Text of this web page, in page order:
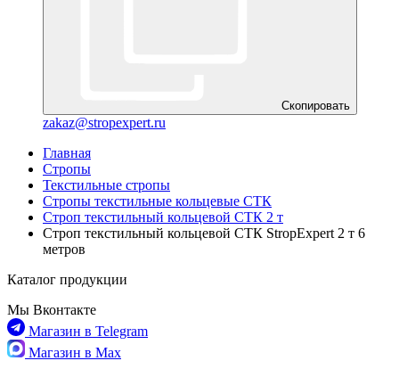
Скопировать
zakaz@stropexpert.ru
Главная
Стропы
Текстильные стропы
Стропы текстильные кольцевые СТК
Строп текстильный кольцевой СТК 2 т
Строп текстильный кольцевой СТК StropExpert 2 т 6
метров
Каталог продукции
Мы Вконтакте
Магазин в Telegram
Магазин в Max